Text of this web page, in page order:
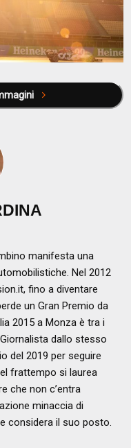
gallery - 12 immagini
manifesta una
Nel 2012
fino a diventare
un Gran Premio da
2015 a Monza è tra i
dallo stesso
del 2019 per seguire
frattempo si laurea
che non c’entra
minaccia di
considera il suo posto.